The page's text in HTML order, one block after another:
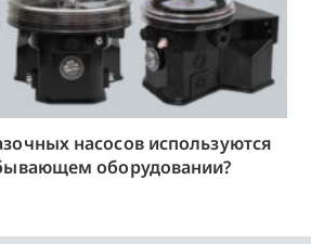
насосов используются
оборудовании?